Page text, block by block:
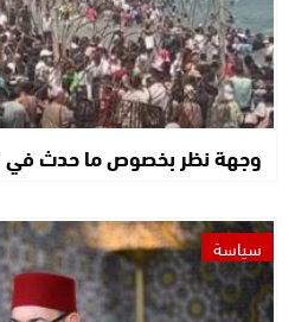
وجهة نظر بخصوص ما حدث في
سياسة